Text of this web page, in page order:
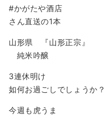
#かがたや酒店
さん直送の1本
山形県 『山形正宗』
純米吟醸
3連休明け
如何お過ごしでしょうか？
今週も虎うま